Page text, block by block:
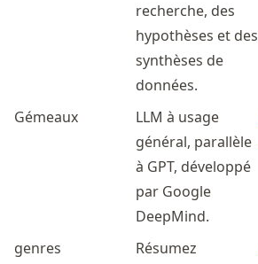
recherche, des
hypothèses et des
synthèses de
données.
Gémeaux
LLM à usage
général, parallèle
à GPT, développé
par Google
DeepMind.
genres
Résumez